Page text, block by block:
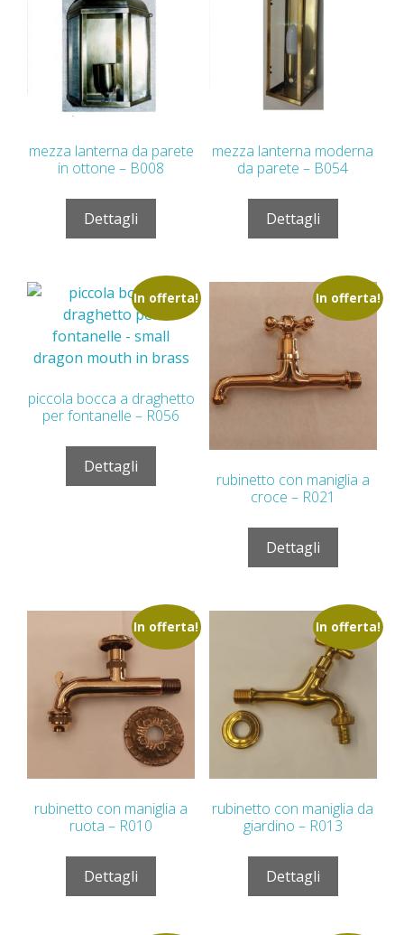
mezza lanterna da parete
in ottone – B008
Dettagli
mezza lanterna moderna
da parete – B054
Dettagli
In offerta!
piccola bocca a draghetto
per fontanelle – R056
Dettagli
In offerta!
rubinetto con maniglia a
croce – R021
Dettagli
In offerta!
rubinetto con maniglia a
ruota – R010
Dettagli
In offerta!
rubinetto con maniglia da
giardino – R013
Dettagli